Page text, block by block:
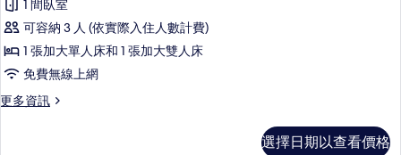
華
雙
床
(No
1 間臥室
可容納 3 人 (依實際入住人數計費)
1 張加大單人床和 1 張加大雙人床
免費無線上網
更多資訊
更
選擇日期以查看價格